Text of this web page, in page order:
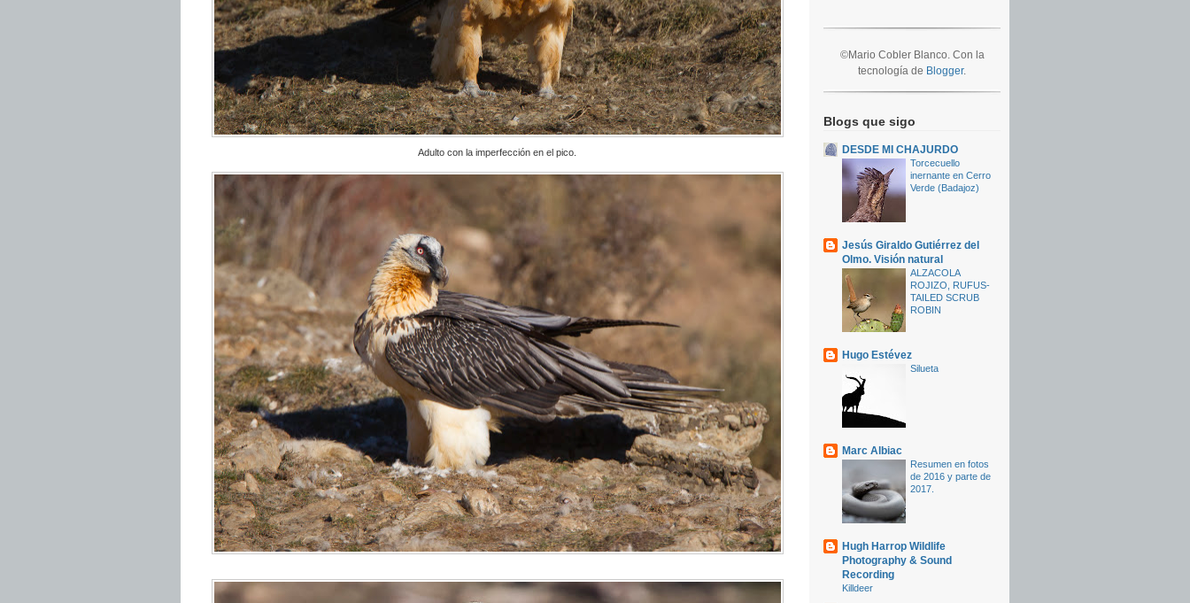
Adulto con la imperfección en el pico.
©Mario Cobler Blanco. Con la
tecnología de Blogger.
Blogs que sigo
DESDE MI CHAJURDO
Torcecuello
inernante en Cerro
Verde (Badajoz)
Jesús Giraldo Gutiérrez del
Olmo. Visión natural
ALZACOLA
ROJIZO, RUFUS-
TAILED SCRUB
ROBIN
Hugo Estévez
Silueta
Marc Albiac
Resumen en fotos
de 2016 y parte de
2017.
Hugh Harrop Wildlife
Photography & Sound
Recording
Killdeer